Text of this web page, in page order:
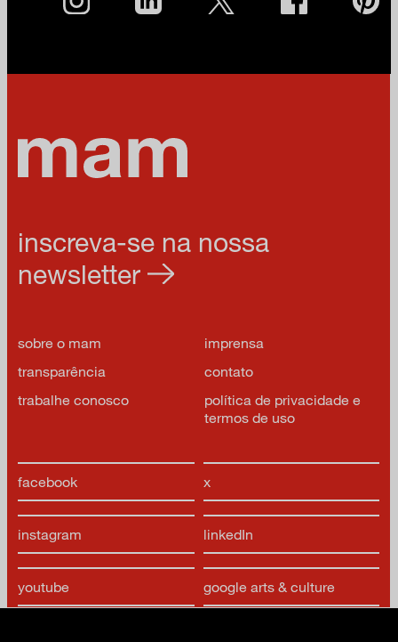
facebook x
instagram linkedIn
youtube google arts & culture
inscreva-se na nossa
newsletter
sobre o mam
imprensa
transparência
contato
trabalhe conosco
política de privacidade e
termos de uso